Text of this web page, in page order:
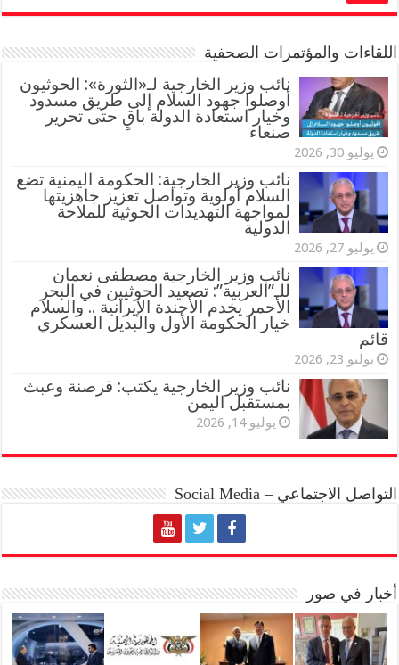
اللقاءات والمؤتمرات الصحفية
‏نائب وزير الخارجية لـ«الثورة»: الحوثيون
أوصلوا جهود السلام إلى طريق مسدود
وخيار استعادة الدولة باقٍ حتى تحرير
صنعاء
يوليو 30, 2026
نائب وزير الخارجية: الحكومة اليمنية تضع
السلام أولوية وتواصل تعزيز جاهزيتها
لمواجهة التهديدات الحوثية للملاحة
الدولية
يوليو 27, 2026
نائب وزير الخارجية مصطفى نعمان
للـ”العربية”: تصعيد الحوثيين في البحر
الأحمر يخدم الأجندة الإيرانية .. والسلام
خيار الحكومة الأول والبديل العسكري
قائم
يوليو 23, 2026
نائب وزير الخارجية يكتب: قرصنة وعبث
بمستقبل اليمن
يوليو 14, 2026
التواصل الاجتماعي – Social Media
أخبار في صور